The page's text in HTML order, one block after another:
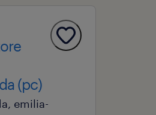
(pc)
emilia-